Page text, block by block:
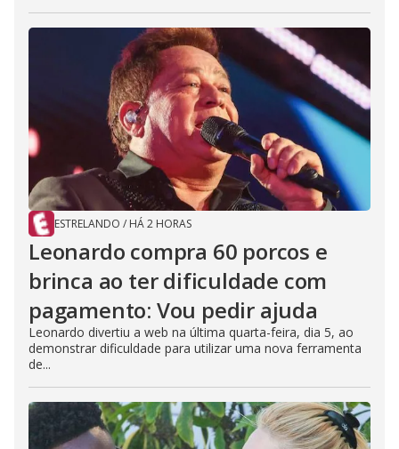
ESTRELANDO / HÁ 2 HORAS
Leonardo compra 60 porcos e
brinca ao ter dificuldade com
pagamento: Vou pedir ajuda
Leonardo divertiu a web na última quarta-feira, dia 5, ao
demonstrar dificuldade para utilizar uma nova ferramenta
de...